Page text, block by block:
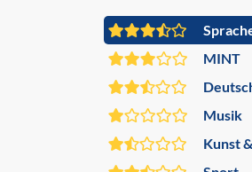
MINT
Musik
Kunst